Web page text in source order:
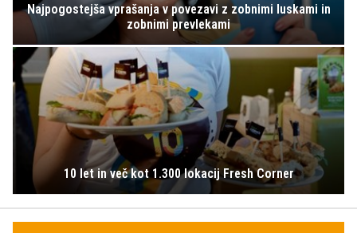
Najpogostejša vprašanja v povezavi z zobnimi luskami in
zobnimi prevlekami
10 let in več kot 1.300 lokacij Fresh Corner